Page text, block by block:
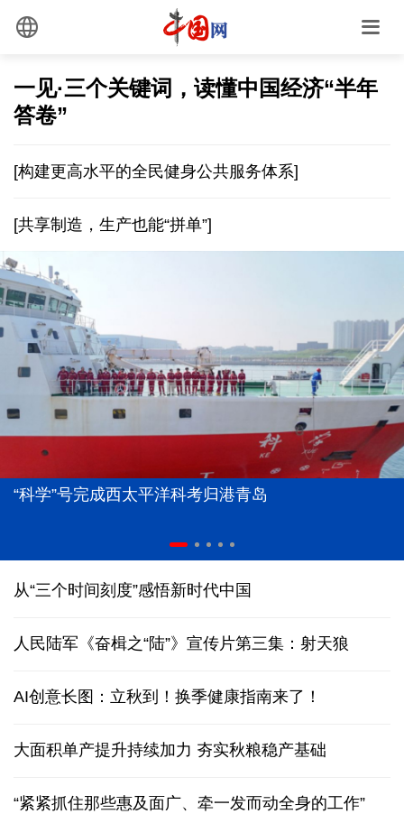
一见·三个关键词，读懂中国经济“半年
答卷”
[构建更高水平的全民健身公共服务体系]
[共享制造，生产也能“拼单”]
“科学”号完成西太平洋科考归港青岛
从“三个时间刻度”感悟新时代中国
人民陆军《奋楫之“陆”》宣传片第三集：射天狼
AI创意长图：立秋到！换季健康指南来了！
大面积单产提升持续加力 夯实秋粮稳产基础
“紧紧抓住那些惠及面广、牵一发而动全身的工作”